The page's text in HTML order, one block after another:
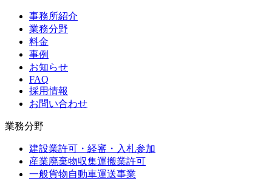
事務所紹介
業務分野
料金
事例
お知らせ
FAQ
採用情報
お問い合わせ
業務分野
建設業許可・経審・入札参加
産業廃棄物収集運搬業許可
一般貨物自動車運送事業